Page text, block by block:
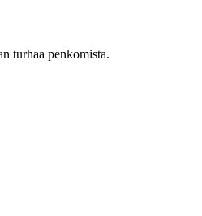
turhaa penkomista.